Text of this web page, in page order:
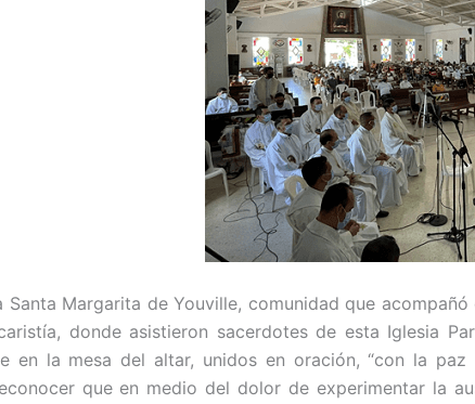
Santa Margarita de Youville, comunidad que
donde asistieron sacerdotes de esta Iglesia
en la mesa del altar, unidos en oración, “con la
que en medio del dolor de experimentar la